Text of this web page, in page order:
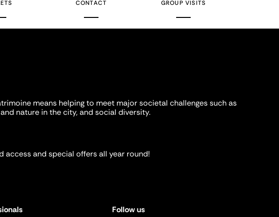
CONTACT GROUP VISITS
means helping to meet major societal challenges such as
nature in the city, and social diversity.
access and special offers all year round!
Follow us